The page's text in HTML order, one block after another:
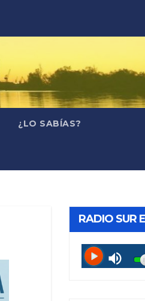
¿LO SABÍAS?
RADIO SUR